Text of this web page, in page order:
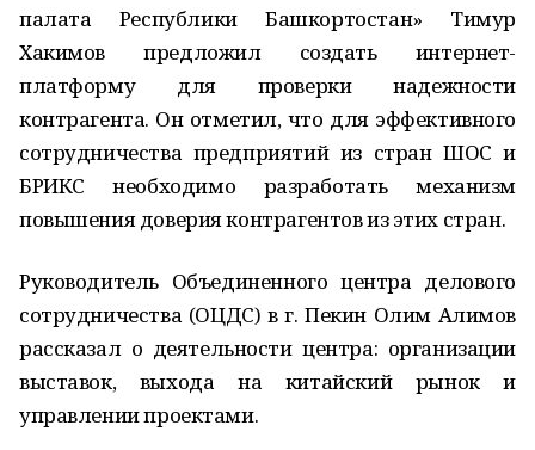
палата Республики Башкортостан» Тимур
Хакимов предложил создать интернет-
платформу для проверки надежности
контрагента. Он отметил, что для эффективного
сотрудничества предприятий из стран ШОС и
БРИКС необходимо разработать механизм
повышения доверия контрагентов из этих стран.
Руководитель Объединенного центра делового
сотрудничества (ОЦДС) в г. Пекин Олим Алимов
рассказал о деятельности центра: организации
выставок, выхода на китайский рынок и
управлении проектами.